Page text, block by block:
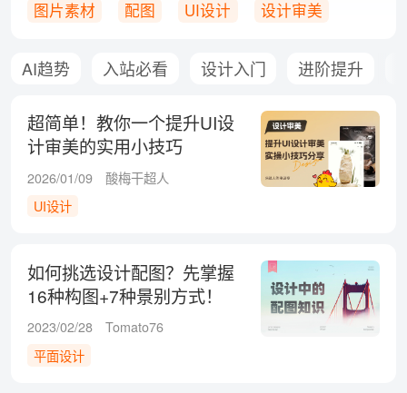
图片素材
配图 UI设计
设计审美
AI趋势 入站必看 设计入门 进阶提升
超简单！教你一个提升UI设
计审美的实用小技巧
2026/01/09
酸梅干超人
UI设计
如何挑选设计配图？先掌握
16种构图+7种景别方式！
2023/02/28
Tomato76
平面设计